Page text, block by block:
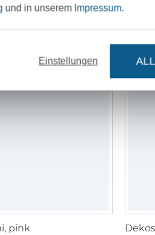
pink
und in unserem Impressum.
Einstellungen